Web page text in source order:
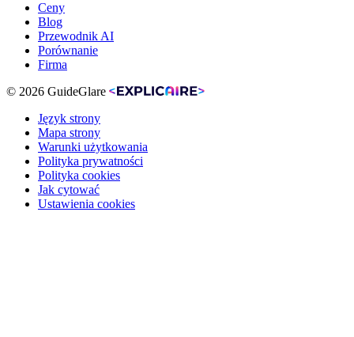
Ceny
Blog
Przewodnik AI
Porównanie
Firma
© 2026 GuideGlare
Język strony
Mapa strony
Warunki użytkowania
Polityka prywatności
Polityka cookies
Jak cytować
Ustawienia cookies